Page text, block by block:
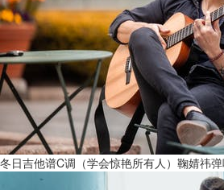
冬日吉他谱C调（学会惊艳所有人）鞠婧祎